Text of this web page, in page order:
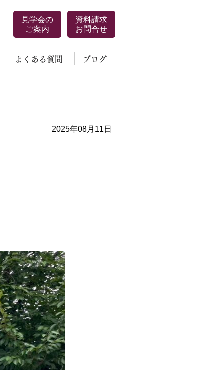
見学会の
ご案内
資料請求
お問合せ
よくある質問 ブログ
2025年08月11日